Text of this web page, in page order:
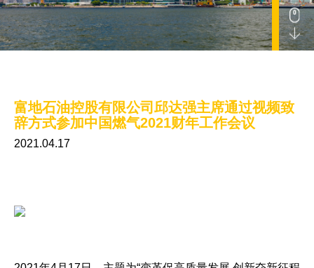
核心业务
公司要闻
2026
富地石油控股有限公司邱达强主席通过视频致
辞方式参加中国燃气2021财年工作会议
2021.04.17